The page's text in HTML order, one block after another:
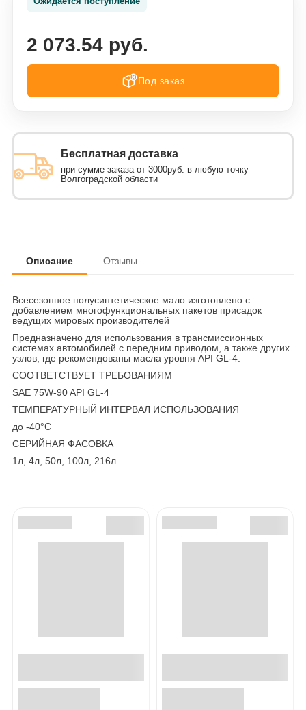
2 073.54 руб.
Под заказ
Бесплатная доставка
при сумме заказа от 3000руб. в любую точку
Волгоградской области
Описание Отзывы
Всесезонное полусинтетическое мало изготовлено с
добавлением многофункциональных пакетов присадок
ведущих мировых производителей
Предназначено для использования в трансмиссионных
системах автомобилей с передним приводом, а также других
узлов, где рекомендованы масла уровня API GL-4.
СООТВЕТСТВУЕТ ТРЕБОВАНИЯМ
SAE 75W-90 API GL-4
ТЕМПЕРАТУРНЫЙ ИНТЕРВАЛ ИСПОЛЬЗОВАНИЯ
до -40°C
СЕРИЙНАЯ ФАСОВКА
1л, 4л, 50л, 100л, 216л